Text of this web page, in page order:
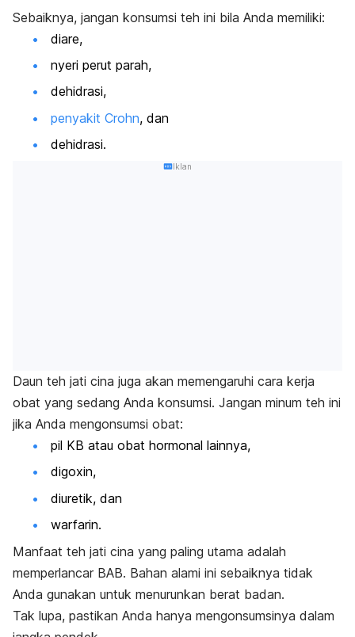
Sebaiknya, jangan konsumsi teh ini bila Anda memiliki:
diare,
nyeri perut parah,
dehidrasi,
penyakit Crohn, dan
dehidrasi.
Iklan
Daun teh jati cina juga akan memengaruhi cara kerja
obat yang sedang Anda konsumsi. Jangan minum teh ini
jika Anda mengonsumsi obat:
pil KB atau obat hormonal lainnya,
digoxin,
diuretik, dan
warfarin.
Manfaat teh jati cina yang paling utama adalah
memperlancar BAB. Bahan alami ini sebaiknya tidak
Anda gunakan untuk menurunkan berat badan.
Tak lupa, pastikan Anda hanya mengonsumsinya dalam